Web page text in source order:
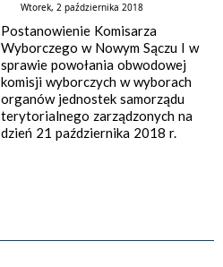
Wtorek, 2 października 2018
Postanowienie Komisarza
Wyborczego w Nowym Sączu I w
sprawie powołania obwodowej
komisji wyborczych w wyborach
organów jednostek samorządu
terytorialnego zarządzonych na
dzień 21 października 2018 r.